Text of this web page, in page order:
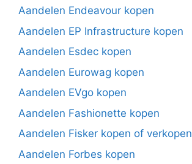
Aandelen Endeavour kopen
Aandelen EP Infrastructure kopen
Aandelen Esdec kopen
Aandelen Eurowag kopen
Aandelen EVgo kopen
Aandelen Fashionette kopen
Aandelen Fisker kopen of verkopen
Aandelen Forbes kopen